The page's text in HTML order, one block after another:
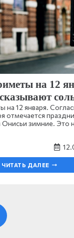
на 12
на 12 января.
отмечается
зимние. Это
ЧИТАТЬ ДАЛЕЕ